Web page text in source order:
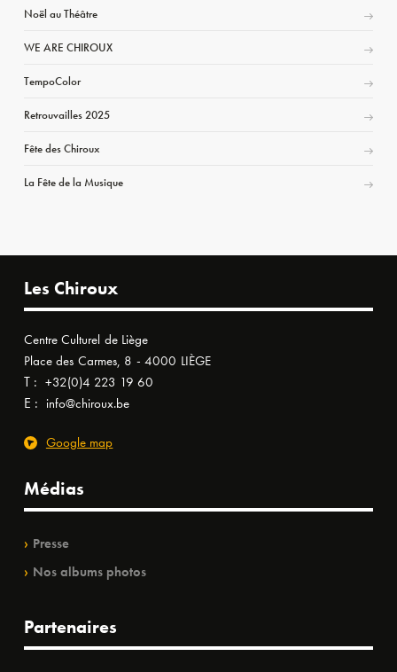
Noël au Théâtre
WE ARE CHIROUX
TempoColor
Retrouvailles 2025
Fête des Chiroux
La Fête de la Musique
Les Chiroux
Centre Culturel de Liège
Place des Carmes, 8 - 4000 LIÈGE
T : +32(0)4 223 19 60
E : info@chiroux.be
Google map
Médias
Presse
Nos albums photos
Partenaires